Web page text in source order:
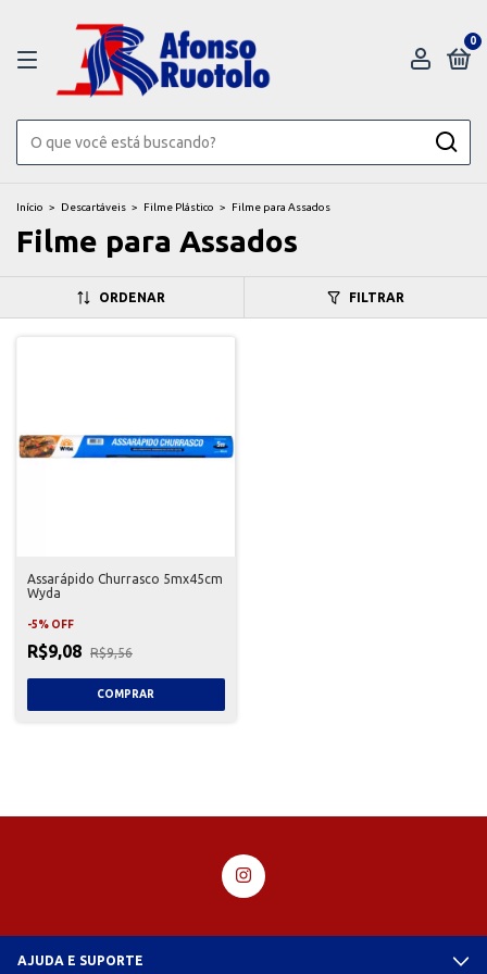
0
Início > Descartáveis > Filme Plástico > Filme para Assados
Filme para Assados
ORDENAR FILTRAR
Assarápido Churrasco 5mx45cm
Wyda
-5% OFF
R$9,08 R$9,56
AJUDA E SUPORTE